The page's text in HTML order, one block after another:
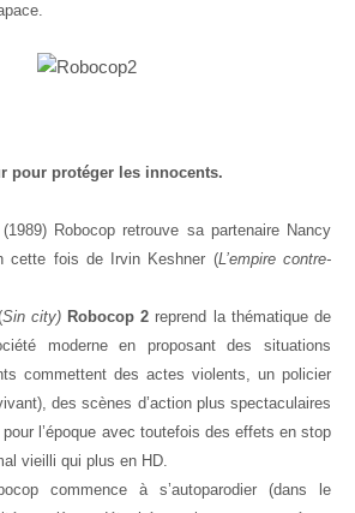
pour protéger les innocents.
Robocop retrouve sa partenaire Nancy
cette fois de Irvin Keshner (L’empire contre-
Sin city) Robocop 2 reprend la thématique de
moderne en proposant des situations
commettent des actes violents, un policier
des scènes d’action plus spectaculaires
l’époque avec toutefois des effets en stop
vieilli qui plus en HD.
commence à s’autoparodier (dans le